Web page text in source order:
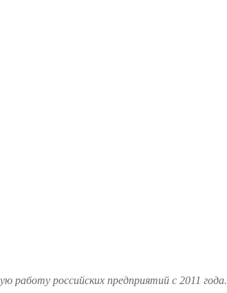
работу российских предприятий с 2011 года.